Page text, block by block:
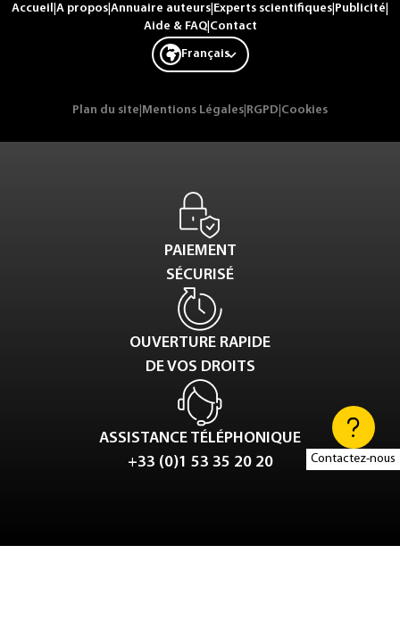
Contactez-nous
Accueil A propos Annuaire auteurs Experts scientifiques Publicité
Aide & FAQ| Contact
Français
Plan du site Mentions Légales RGPD Cookies
PAIEMENT
SÉCURISÉ
OUVERTURE RAPIDE
DE VOS DROITS
ASSISTANCE TÉLÉPHONIQUE
+33 (0)1 53 35 20 20